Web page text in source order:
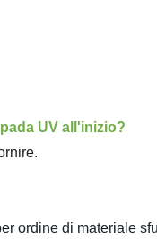
UV all'inizio?
ordine di materiale